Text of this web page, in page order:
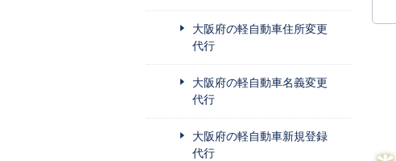
大阪府の軽自動車住所変更
代行
大阪府の軽自動車名義変更
代行
大阪府の軽自動車新規登録
代行